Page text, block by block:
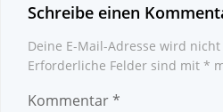
Schreibe einen
Deine E-Mail-Adresse wird
Erforderliche Felder sind mit *
Kommentar*